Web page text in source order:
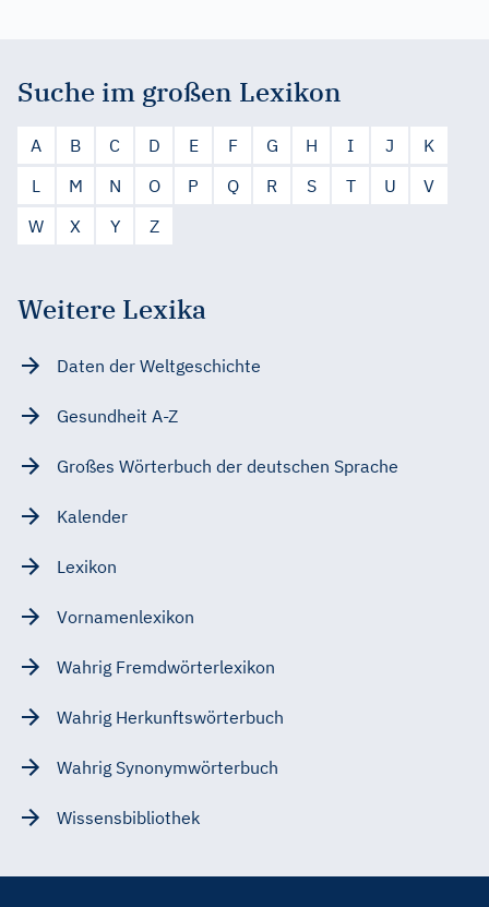
Suche im großen Lexikon
A B C D E F G H I J
K
L
M N O P Q R S T U
V
W
X Y Z
Weitere Lexika
Daten der Weltgeschichte
Gesundheit A-Z
Großes Wörterbuch der deutschen Sprache
Kalender
Lexikon
Vornamenlexikon
Wahrig Fremdwörterlexikon
Wahrig Herkunftswörterbuch
Wahrig Synonymwörterbuch
Wissensbibliothek